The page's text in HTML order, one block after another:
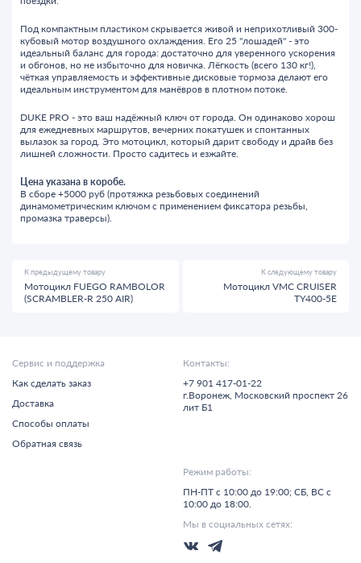
Под компактным пластиком скрывается живой и неприхотливый 300-
кубовый мотор воздушного охлаждения. Его 25 "лошадей" - это
идеальный баланс для города: достаточно для уверенного ускорения
и обгонов, но не избыточно для новичка. Лёгкость (всего 130 кг!),
чёткая управляемость и эффективные дисковые тормоза делают его
идеальным инструментом для манёвров в плотном потоке.
DUKE PRO - это ваш надёжный ключ от города. Он одинаково хорош
для ежедневных маршрутов, вечерних покатушек и спонтанных
вылазок за город. Это мотоцикл, который дарит свободу и драйв без
лишней сложности. Просто садитесь и езжайте.
Цена указана в коробе.
В сборе +5000 руб (протяжка резьбовых соединений
динамометрическим ключом с применением фиксатора резьбы,
промазка траверсы).
К предыдущему товару
Мотоцикл FUEGO RAMBOLOR
(SCRAMBLER-R 250 AIR)
К следующему товару
Мотоцикл VMC CRUISER
TY400-5E
Сервис и поддержка
Как сделать заказ
Доставка
Способы оплаты
Обратная связь
Контакты:
+7 901 417-01-22
г.Воронеж, Московский проспект 26
лит Б1
Режим работы:
ПН-ПТ с 10:00 до 19:00; СБ, ВС с
10:00 до 18:00.
Мы в социальных сетях: